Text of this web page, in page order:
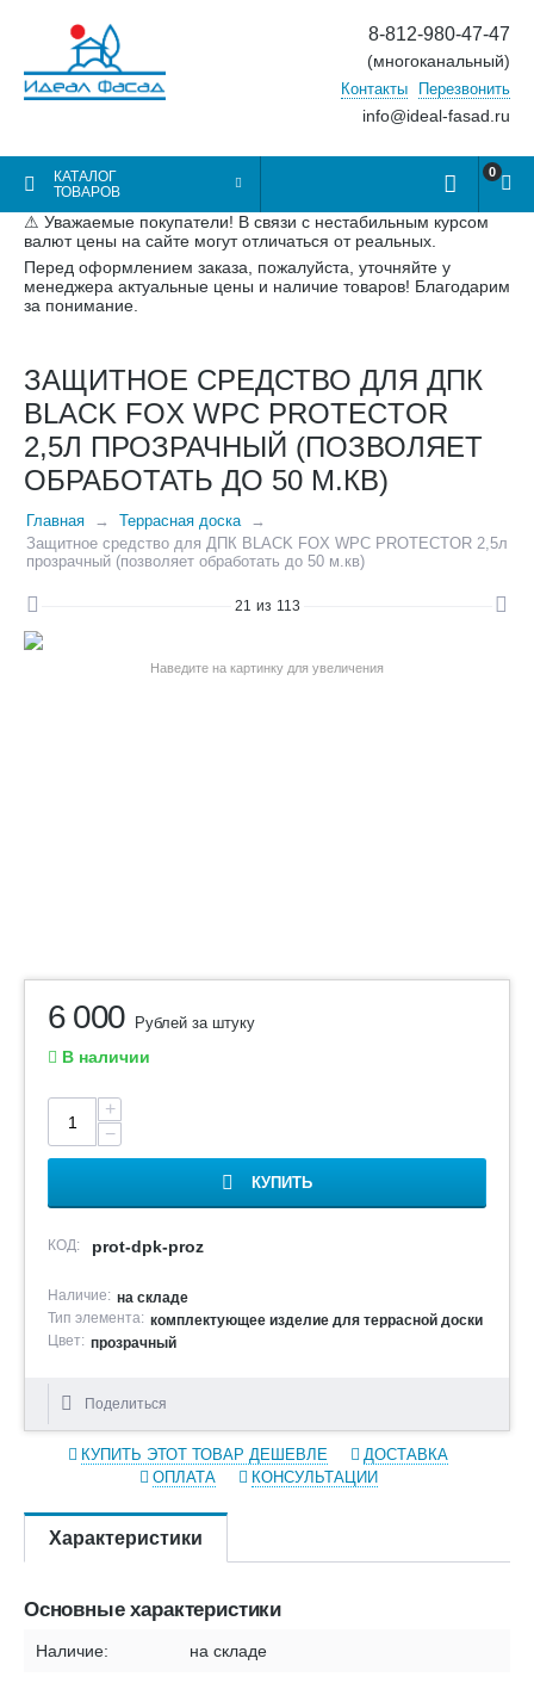
8-812-980-47-47
(многоканальный)
Контакты Перезвонить
info@ideal-fasad.ru
КАТАЛОГ
ТОВАРОВ
0
⚠ Уважаемые покупатели! В связи с нестабильным курсом
валют цены на сайте могут отличаться от реальных.
Перед оформлением заказа, пожалуйста, уточняйте у
менеджера актуальные цены и наличие товаров! Благодарим
за понимание.
ЗАЩИТНОЕ СРЕДСТВО ДЛЯ ДПК
BLACK FOX WPC PROTECTOR
2,5Л ПРОЗРАЧНЫЙ (ПОЗВОЛЯЕТ
ОБРАБОТАТЬ ДО 50 М.КВ)
Главная
Террасная доска
Защитное средство для ДПК BLACK FOX WPC PROTECTOR 2,5л
прозрачный (позволяет обработать до 50 м.кв)
21 из 113
Наведите на картинку для увеличения
6 000 Рублей за штуку
В наличии
+
−
КУПИТЬ
КОД: prot-dpk-proz
Наличие: на складе
Тип элемента: комплектующее изделие для террасной доски
Цвет: прозрачный
Поделиться
КУПИТЬ ЭТОТ ТОВАР ДЕШЕВЛЕ
ДОСТАВКА
ОПЛАТА
КОНСУЛЬТАЦИИ
Характеристики
Основные характеристики
Наличие: на складе